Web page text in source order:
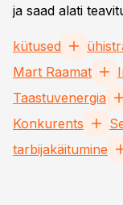
ja saad alati
kütused
Mart Raamat
Taastuvenergia
Konkurents
tarbijakäitumine